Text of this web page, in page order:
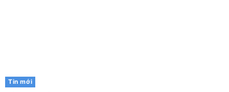
Tin mới